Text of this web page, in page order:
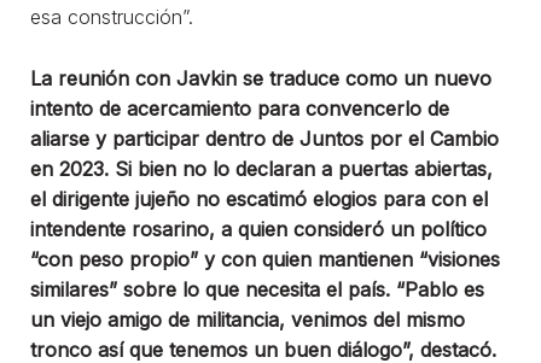
esa construcción”.
La reunión con Javkin se traduce como un nuevo
intento de acercamiento para convencerlo de
aliarse y participar dentro de Juntos por el Cambio
en 2023. Si bien no lo declaran a puertas abiertas,
el dirigente jujeño no escatimó elogios para con el
intendente rosarino, a quien consideró un político
“con peso propio” y con quien mantienen “visiones
similares” sobre lo que necesita el país. “Pablo es
un viejo amigo de militancia, venimos del mismo
tronco así que tenemos un buen diálogo”, destacó.